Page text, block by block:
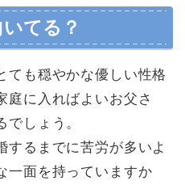
てる？
ても穏やかな優しい性格
庭に入ればよいお父さ
しょう。
するまでに苦労が多いよ
一面を持っていますか